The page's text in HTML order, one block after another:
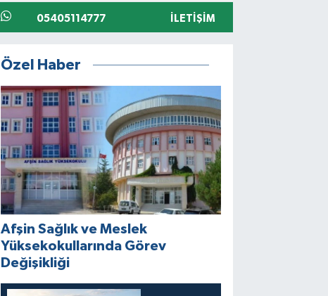
05405114777 İLETIŞIM
Özel Haber
Afşin Sağlık ve Meslek
Yüksekokullarında Görev
Değişikliği